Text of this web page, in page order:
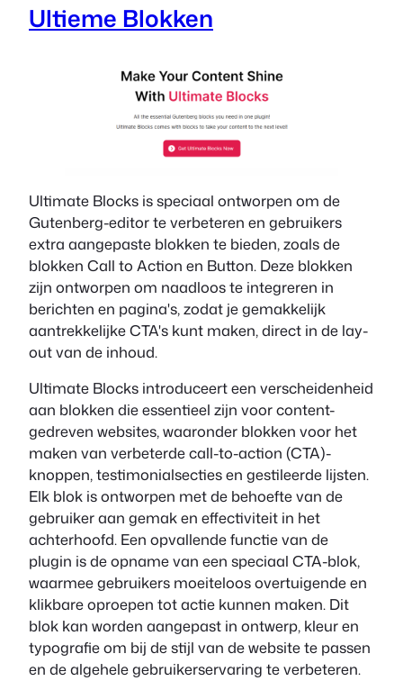
Ultieme Blokken
Ultimate Blocks is speciaal ontworpen om de
Gutenberg-editor te verbeteren en gebruikers
extra aangepaste blokken te bieden, zoals de
blokken Call to Action en Button. Deze blokken
zijn ontworpen om naadloos te integreren in
berichten en pagina's, zodat je gemakkelijk
aantrekkelijke CTA's kunt maken, direct in de lay-
out van de inhoud.
Ultimate Blocks introduceert een verscheidenheid
aan blokken die essentieel zijn voor content-
gedreven websites, waaronder blokken voor het
maken van verbeterde call-to-action (CTA)-
knoppen, testimonialsecties en gestileerde lijsten.
Elk blok is ontworpen met de behoefte van de
gebruiker aan gemak en effectiviteit in het
achterhoofd. Een opvallende functie van de
plugin is de opname van een speciaal CTA-blok,
waarmee gebruikers moeiteloos overtuigende en
klikbare oproepen tot actie kunnen maken. Dit
blok kan worden aangepast in ontwerp, kleur en
typografie om bij de stijl van de website te passen
en de algehele gebruikerservaring te verbeteren.